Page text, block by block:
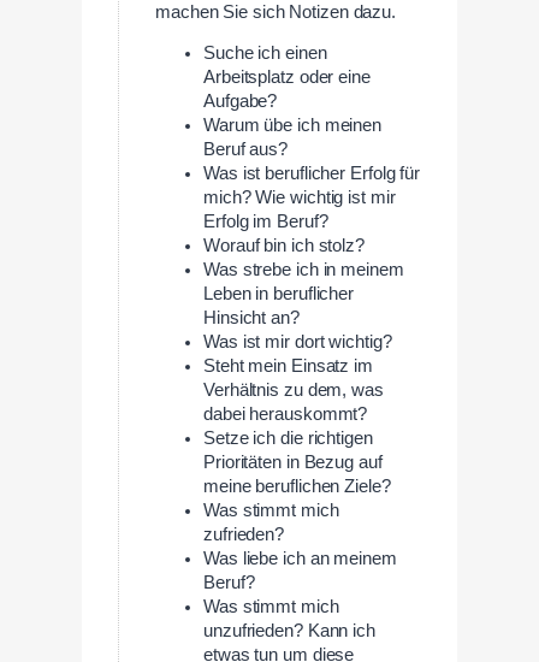
machen Sie sich Notizen dazu.
Suche ich einen
Arbeitsplatz oder eine
Aufgabe?
Warum übe ich meinen
Beruf aus?
Was ist beruflicher Erfolg für
mich? Wie wichtig ist mir
Erfolg im Beruf?
Worauf bin ich stolz?
Was strebe ich in meinem
Leben in beruflicher
Hinsicht an?
Was ist mir dort wichtig?
Steht mein Einsatz im
Verhältnis zu dem, was
dabei herauskommt?
Setze ich die richtigen
Prioritäten in Bezug auf
meine beruflichen Ziele?
Was stimmt mich
zufrieden?
Was liebe ich an meinem
Beruf?
Was stimmt mich
unzufrieden? Kann ich
etwas tun um diese